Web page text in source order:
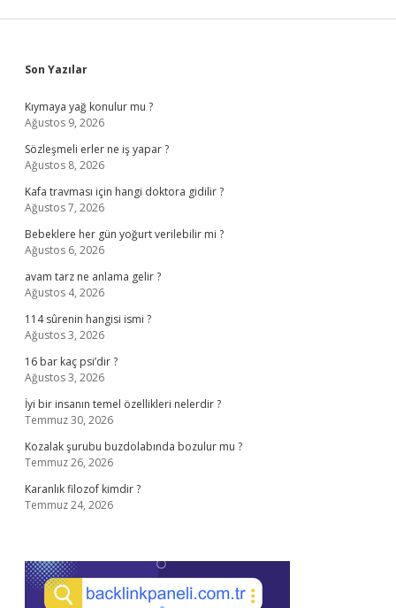
Sidebar
Son Yazılar
Kıymaya yağ konulur mu ?
Ağustos 9, 2026
Sözleşmeli erler ne iş yapar ?
Ağustos 8, 2026
Kafa travması için hangi doktora gidilir ?
Ağustos 7, 2026
Bebeklere her gün yoğurt verilebilir mi ?
Ağustos 6, 2026
avam tarz ne anlama gelir ?
Ağustos 4, 2026
114 sûrenin hangisi ismi ?
Ağustos 3, 2026
16 bar kaç psi’dir ?
Ağustos 3, 2026
İyi bir insanın temel özellikleri nelerdir ?
Temmuz 30, 2026
Kozalak şurubu buzdolabında bozulur mu ?
Temmuz 26, 2026
Karanlık filozof kimdir ?
Temmuz 24, 2026